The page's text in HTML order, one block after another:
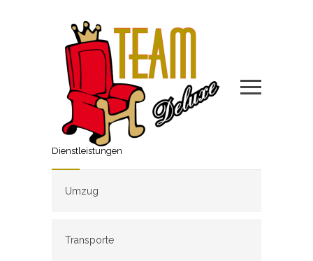
Dienstleistungen
Umzug
Transporte